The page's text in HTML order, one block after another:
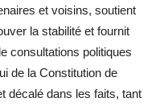
et voisins, soutient
la stabilité et fournit
consultations politiques
de la Constitution de
décalé dans les faits, tant